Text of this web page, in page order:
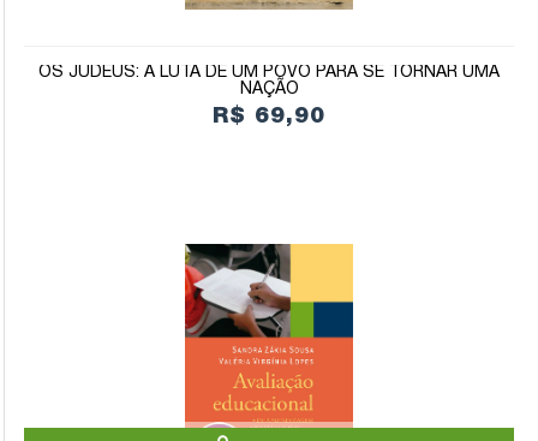
OS JUDEUS: A LUTA DE UM POVO PARA SE TORNAR UMA
NAÇÃO
R$ 69,90